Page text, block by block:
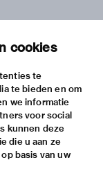
cookies
te
te bieden en om
we informatie
voor social
kunnen deze
die u aan ze
basis van uw